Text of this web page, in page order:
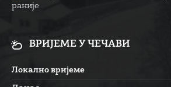
раније
ВРИЈЕМЕ У ЧЕЧАВИ
Локално вријеме